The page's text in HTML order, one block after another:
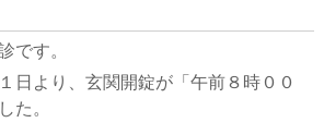
です。
日より、玄関開錠が「午前８時００
た。